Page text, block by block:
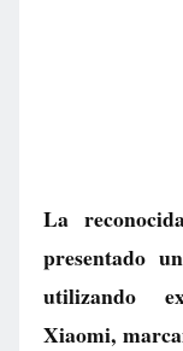
La
presentado
utilizando
Xiaomi,